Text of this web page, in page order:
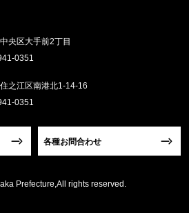
央区大手前2丁目
0351
之江区南港北1-14-16
0351
各種お問合わせ
Prefecture,All rights reserved.